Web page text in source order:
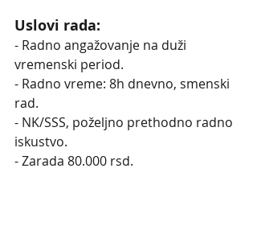
Uslovi rada:
- Radno angažovanje na duži
vremenski period.
- Radno vreme: 8h dnevno, smenski
rad.
- NK/SSS, poželjno prethodno radno
iskustvo.
- Zarada 80.000 rsd.